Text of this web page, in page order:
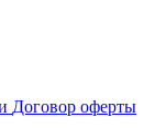
Договор оферты